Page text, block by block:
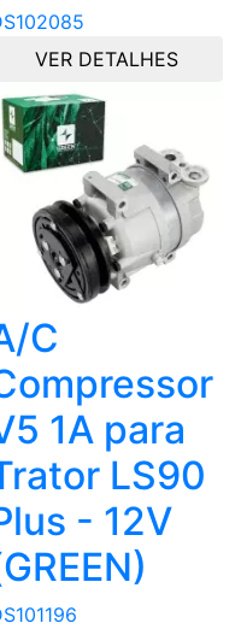
VER DETALHES
C
1A para
LS90
- 12V